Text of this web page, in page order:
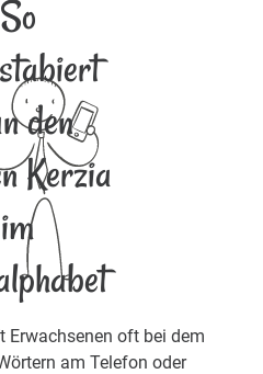
So
den
Kerzia
im
Erwachsenen oft bei dem
am Telefon oder